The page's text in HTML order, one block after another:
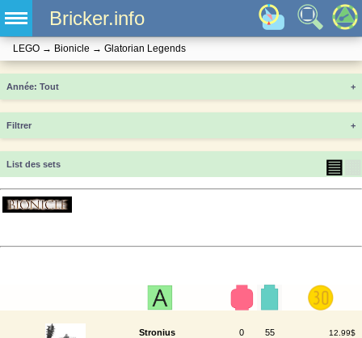
Bricker.info
LEGO → Bionicle → Glatorian Legends
Année +
Filtrer +
List des sets ▤
Stronius 0 55 12.99$